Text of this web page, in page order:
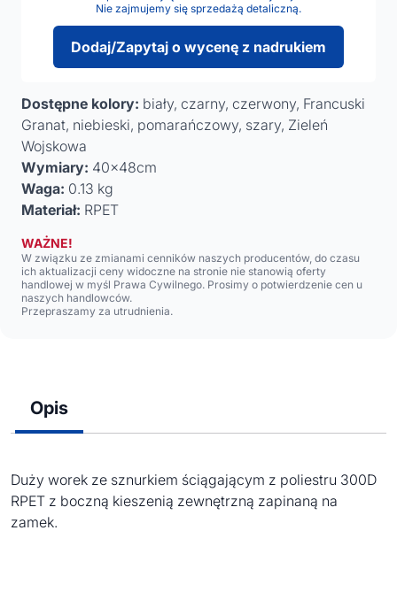
Nie zajmujemy się sprzedażą detaliczną.
Dodaj/Zapytaj o wycenę z nadrukiem
Dostępne kolory: biały, czarny, czerwony, Francuski
Granat, niebieski, pomarańczowy, szary, Zieleń
Wojskowa
Wymiary: 40x48cm
Waga: 0.13 kg
Materiał: RPET
WAŻNE!
W związku ze zmianami cenników naszych producentów, do czasu
ich aktualizacji ceny widoczne na stronie nie stanowią oferty
handlowej w myśl Prawa Cywilnego. Prosimy o potwierdzenie cen u
naszych handlowców.
Przepraszamy za utrudnienia.
Opis
Duży worek ze sznurkiem ściągającym z poliestru 300D
RPET z boczną kieszenią zewnętrzną zapinaną na
zamek.